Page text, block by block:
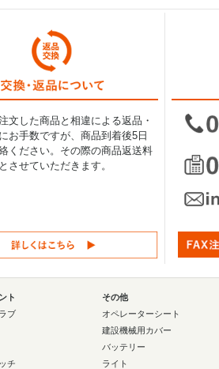
文した商品と相違による返品・
お手数ですが、商品到着後5日
ください。その際の商品返送料
させていただきます。
ト
ブ
チ
その他
オペレーターシート
建設機械用カバー
バッテリー
ライト